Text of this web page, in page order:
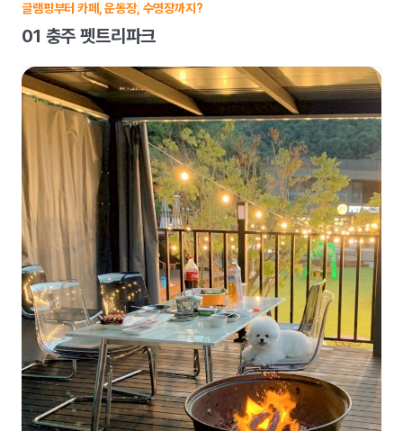
글램핑부터 카페, 운동장, 수영장까지?
01 충주 펫트리파크